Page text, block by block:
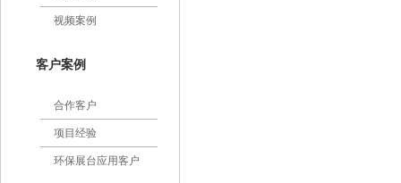
视频案例
客户案例
合作客户
项目经验
环保展台应用客户